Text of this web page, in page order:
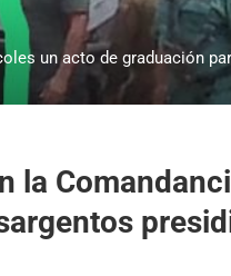
un acto de graduación
la